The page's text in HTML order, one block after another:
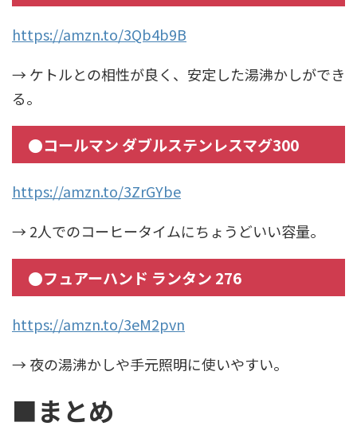
https://amzn.to/3Qb4b9B
→ ケトルとの相性が良く、安定した湯沸かしができ
る。
●コールマン ダブルステンレスマグ300
https://amzn.to/3ZrGYbe
→ 2人でのコーヒータイムにちょうどいい容量。
●フュアーハンド ランタン 276
https://amzn.to/3eM2pvn
→ 夜の湯沸かしや手元照明に使いやすい。
■まとめ